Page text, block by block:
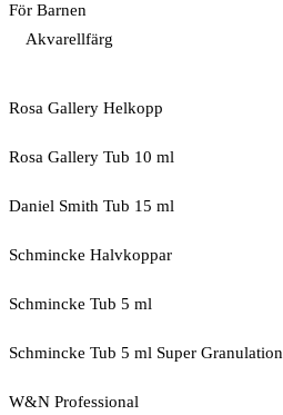
För Barnen
Akvarellfärg
Rosa Gallery Helkopp
Rosa Gallery Tub 10 ml
Daniel Smith Tub 15 ml
Schmincke Halvkoppar
Schmincke Tub 5 ml
Schmincke Tub 5 ml Super Granulation
W&N Professional